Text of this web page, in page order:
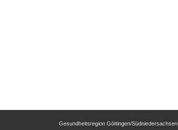
Gesundheitsregion Göttingen/Südniedersachsen